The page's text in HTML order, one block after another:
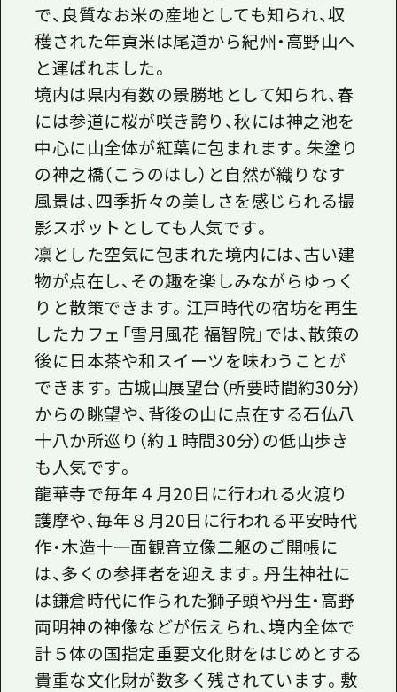
で、良質なお米の産地としても知られ、収
穫された年貢米は尾道から紀州・高野山へ
と運ばれました。
境内は県内有数の景勝地として知られ、春
には参道に桜が咲き誇り、秋には神之池を
中心に山全体が紅葉に包まれます。朱塗り
の神之橋（こうのはし）と自然が織りなす
風景は、四季折々の美しさを感じられる撮
影スポットとしても人気です。
凛とした空気に包まれた境内には、古い建
物が点在し、その趣を楽しみながらゆっく
りと散策できます。江戸時代の宿坊を再生
したカフェ「雪月風花 福智院」では、散策の
後に日本茶や和スイーツを味わうことが
できます。古城山展望台（所要時間約30分）
からの眺望や、背後の山に点在する石仏八
十八か所巡り（約１時間30分）の低山歩き
も人気です。
龍華寺で毎年４月20日に行われる火渡り
護摩や、毎年８月20日に行われる平安時代
作・木造十一面観音立像二躯のご開帳に
は、多くの参拝者を迎えます。丹生神社に
は鎌倉時代に作られた獅子頭や丹生・高野
両明神の神像などが伝えられ、境内全体で
計５体の国指定重要文化財をはじめとする
貴重な文化財が数多く残されています。敷